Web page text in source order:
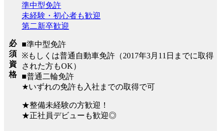
必
須
資
格
準中型免許
未経験・初心者も歓迎
第二新卒歓迎
■準中型免許
※もしくは普通自動車免許（2017年3月11日までに取得
された方もOK）
■普通二輪免許
★いずれの免許も入社までの取得で可
★整備未経験の方歓迎！
★正社員デビューも歓迎◎